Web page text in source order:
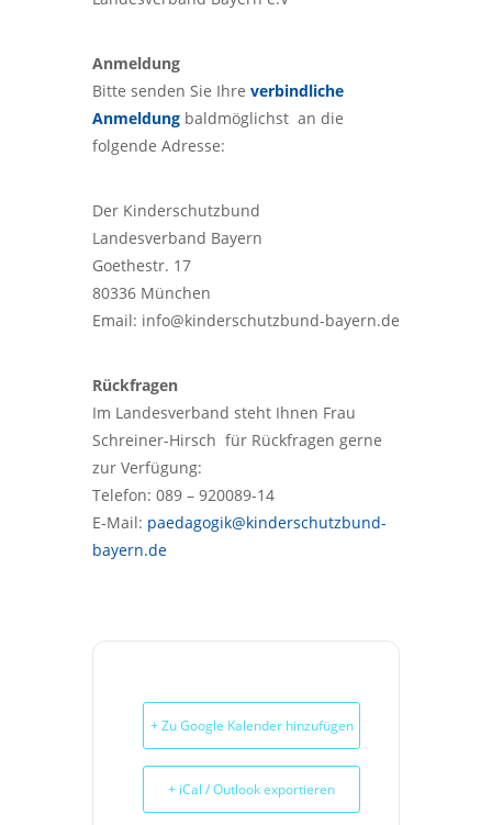
Anmeldung
Bitte senden Sie Ihre verbindliche
Anmeldung baldmöglichst an die
folgende Adresse:
Der Kinderschutzbund
Landesverband Bayern
Goethestr. 17
80336 München
Email: info@kinderschutzbund-bayern.de
Rückfragen
Im Landesverband steht Ihnen Frau
Schreiner-Hirsch für Rückfragen gerne
zur Verfügung:
Telefon: 089 – 920089-14
E-Mail: paedagogik@kinderschutzbund-
bayern.de
+ Zu Google Kalender hinzufügen
+ iCal / Outlook exportieren